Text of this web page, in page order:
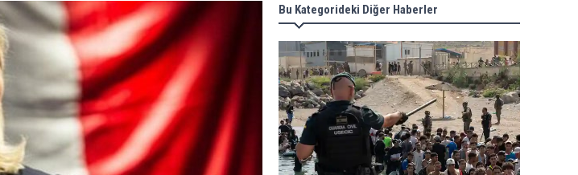
Bu Kategorideki Diğer Haberler